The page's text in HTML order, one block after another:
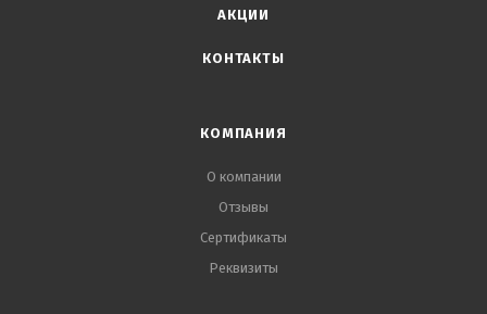
АКЦИИ
КОНТАКТЫ
КОМПАНИЯ
О компании
Отзывы
Сертификаты
Реквизиты